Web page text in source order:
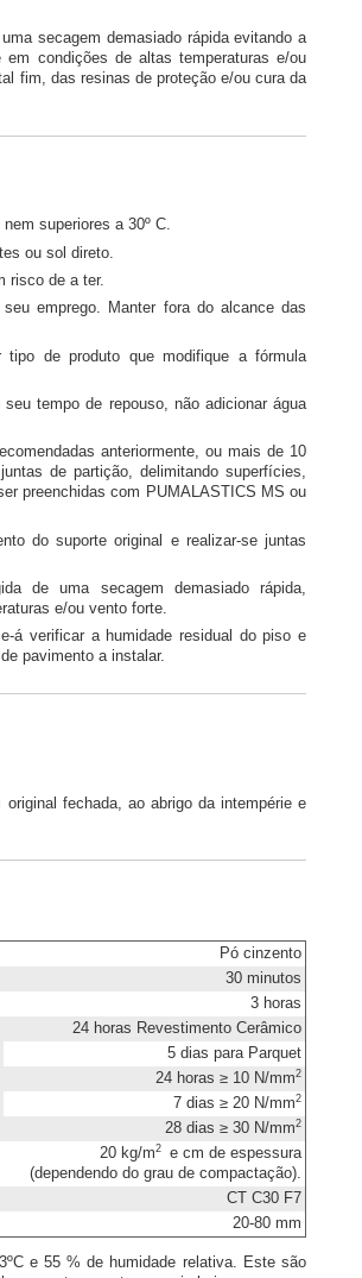
secagem demasiado rápida evitando a
em condições de altas temperaturas e/ou
fim, das resinas de proteção e/ou cura da
superiores a 30º C.
ou sol direto.
risco de a ter.
emprego. Manter fora do alcance das
tipo de produto que modifique a fórmula
tempo de repouso, não adicionar água
anteriormente, ou mais de 10
de partição, delimitando superfícies,
preenchidas com PUMALASTICS MS ou
do suporte original e realizar-se juntas
de uma secagem demasiado rápida,
e/ou vento forte.
á verificar a humidade residual do piso e
pavimento a instalar.
fechada, ao abrigo da intempérie e
Pó cinzento
30 minutos
3 horas
24 horas Revestimento Cerâmico
5 dias para Parquet
24 horas ≥ 10 N/mm2
7 dias ≥ 20 N/mm2
28 dias ≥ 30 N/mm2
20 kg/m2
e cm de espessura
(dependendo do grau de compactação).
CT C30 F7
20-80 mm
e 55 % de humidade relativa. Este são